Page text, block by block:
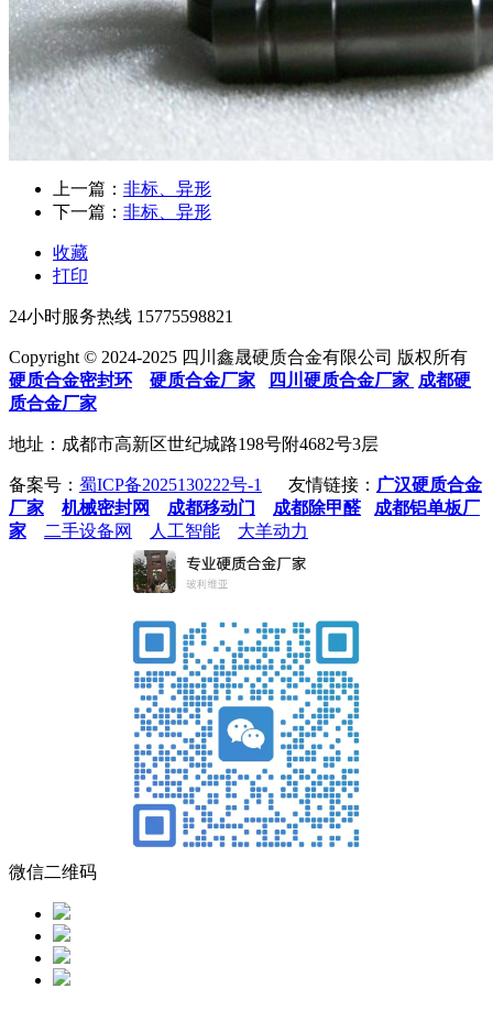
上一篇： 非标、异形
下一篇： 非标、异形
收藏
打印
24小时服务热线 15775598821
Copyright © 2024-2025 四川鑫晟硬质合金有限公司 版权所有
硬质合金密封环
硬质合金厂家 四川硬质合金厂家 成都硬
质合金厂家
地址：成都市高新区世纪城路198号附4682号3层
备案号： 蜀ICP备2025130222号-1 友情链接： 广汉硬质合金
厂家
机械密封网 成都移动门 成都除甲醛
成都铝单板厂
家
二手设备网 人工智能 大羊动力
微信二维码